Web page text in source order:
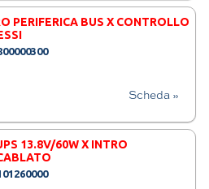
PERIFERICA BUS X CONTROLLO
Scheda »
13.8V/60W X INTRO